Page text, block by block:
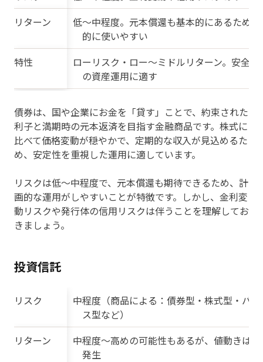
リターン
低〜中程度。元本償還も基本的にあるため
的に使いやすい
特性
ローリスク・ロー〜ミドルリターン。安全志
の資産運用に適す
債券は、国や企業にお金を「貸す」ことで、約束された
利子と満期時の元本返済を目指す金融商品です。株式に
比べて価格変動が穏やかで、定期的な収入が見込めるた
め、安定性を重視した運用に適しています。
リスクは低〜中程度で、元本償還も期待できるため、計
画的な運用がしやすいことが特徴です。しかし、金利変
動リスクや発行体の信用リスクは伴うことを理解してお
きましょう。
投資信託
リスク
中程度（商品による：債券型・株式型・バ
ス型など）
リターン
中程度〜高めの可能性もあるが、値動きは
発生